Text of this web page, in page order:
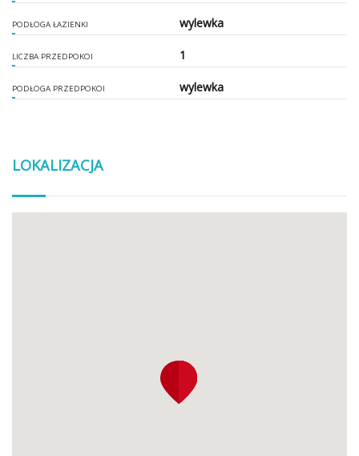
PODŁOGA ŁAZIENKI wylewka
LICZBA PRZEDPOKOI 1
PODŁOGA PRZEDPOKOI wylewka
LOKALIZACJA